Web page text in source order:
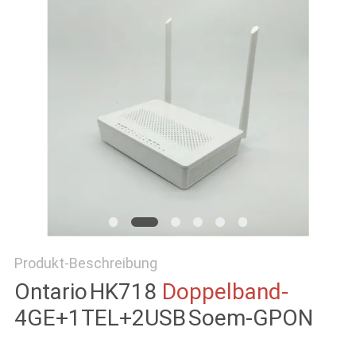
Produkt-Beschreibung
OntarioHK718 Doppelband-
4GE+1TEL+2USBSoem-GPON